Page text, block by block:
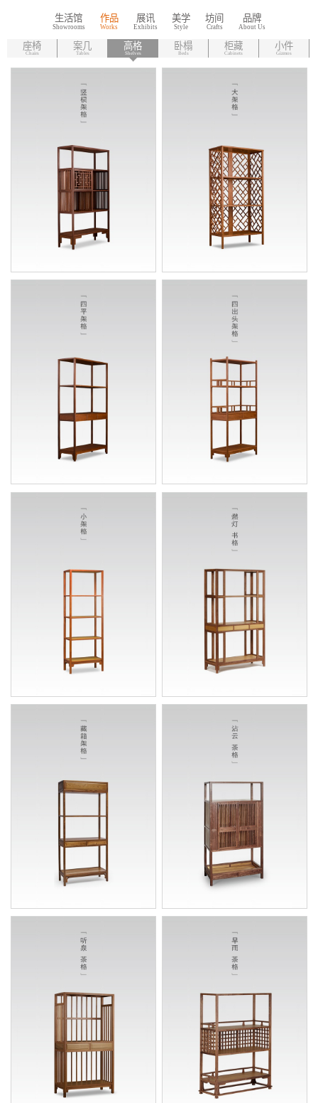
生活馆 作品 展讯 美学 坊间 品牌
座椅
Chairs
案几
Tables
高格
Shelves
卧榻
Beds
柜藏
Cabinets
小件
Gizmos